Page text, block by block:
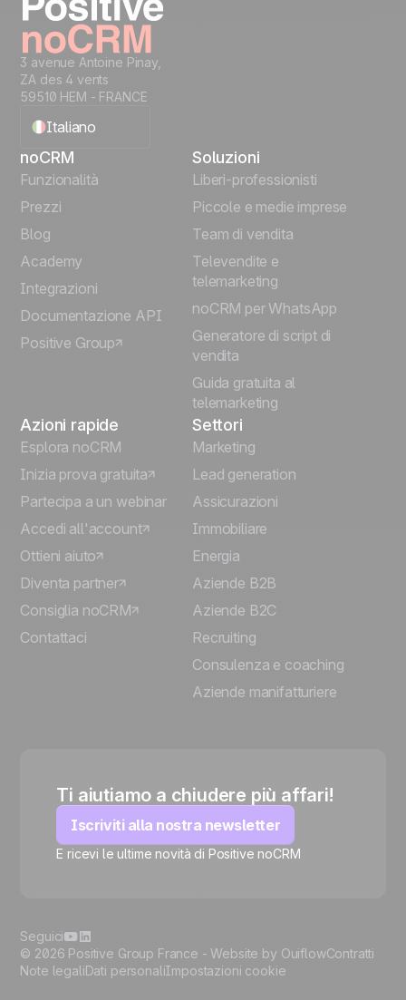
🍪
Manage cookies
3 avenue Antoine Pinay,
ZA des 4 vents
59510 HEM - FRANCE
Italiano
English
Español
Português
Deutsch
noCRM
Funzionalità
Prezzi
Blog
Academy
Integrazioni
Documentazione API
Positive Group
Soluzioni
Liberi-professionisti
Piccole e medie imprese
Team di vendita
Televendite e
telemarketing
noCRM per WhatsApp
Generatore di script di
vendita
Guida gratuita al
telemarketing
Azioni rapide
Esplora noCRM
Inizia prova gratuita
Partecipa a un webinar
Accedi all'account
Ottieni aiuto
Diventa partner
Consiglia noCRM
Contattaci
Settori
Marketing
Lead generation
Assicurazioni
Immobiliare
Energia
Aziende B2B
Aziende B2C
Recruiting
Consulenza e coaching
Aziende manifatturiere
Ti aiutiamo a chiudere più affari!
Iscriviti alla nostra newsletter
E ricevi le ultime novità di Positive noCRM
© 2026 Positive Group France -Website by OuiflowContratti
Note legaliDati personaliImpostazioni cookie
Seguici